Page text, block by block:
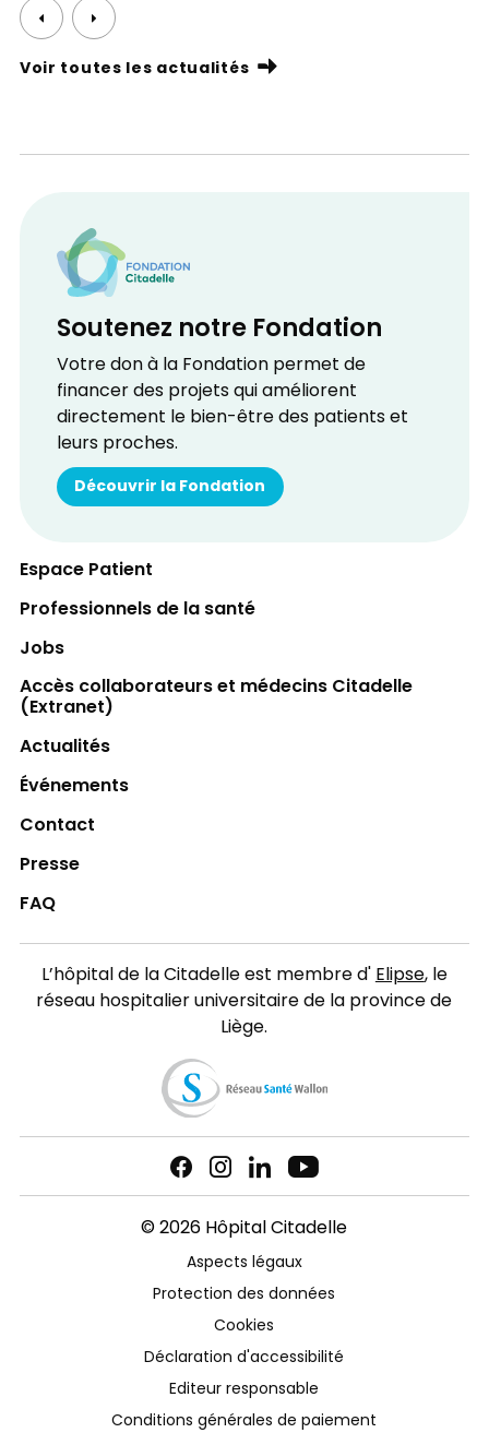
Voir toutes les actualités
Soutenez notre Fondation
Votre don à la Fondation permet de
financer des projets qui améliorent
directement le bien-être des patients et
leurs proches.
Découvrir la Fondation
Espace Patient
Professionnels de la santé
Jobs
Accès collaborateurs et médecins Citadelle
(Extranet)
Actualités
Événements
Contact
Presse
FAQ
L’hôpital de la Citadelle est membre d'Elipse, le
réseau hospitalier universitaire de la province de
Liège.
© 2026 Hôpital Citadelle
Aspects légaux
Protection des données
Cookies
Déclaration d'accessibilité
Editeur responsable
Conditions générales de paiement